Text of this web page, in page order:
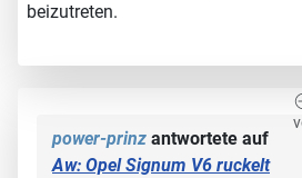
beizutreten.
power-prinz antwortete auf
Aw: Opel Signum V6 ruckelt